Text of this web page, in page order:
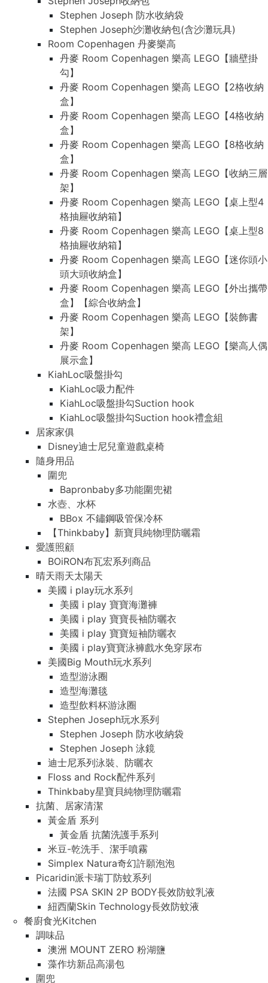
Stephen Joseph 防水收納袋
Stephen Joseph沙灘收納包(含沙灘玩具)
Room Copenhagen 丹麥樂高
丹麥 Room Copenhagen 樂高 LEGO【牆壁掛
勾】
丹麥 Room Copenhagen 樂高 LEGO【2格收納
盒】
丹麥 Room Copenhagen 樂高 LEGO【4格收納
盒】
丹麥 Room Copenhagen 樂高 LEGO【8格收納
盒】
丹麥 Room Copenhagen 樂高 LEGO【收納三層
架】
丹麥 Room Copenhagen 樂高 LEGO【桌上型4
格抽屜收納箱】
丹麥 Room Copenhagen 樂高 LEGO【桌上型8
格抽屜收納箱】
丹麥 Room Copenhagen 樂高 LEGO【迷你頭小
頭大頭收納盒】
丹麥 Room Copenhagen 樂高 LEGO【外出攜帶
盒】【綜合收納盒】
丹麥 Room Copenhagen 樂高 LEGO【裝飾書
架】
丹麥 Room Copenhagen 樂高 LEGO【樂高人偶
展示盒】
KiahLoc吸盤掛勾
KiahLoc吸力配件
KiahLoc吸盤掛勾Suction hook
KiahLoc吸盤掛勾Suction hook禮盒組
居家家俱
Disney迪士尼兒童遊戲桌椅
隨身用品
圍兜
Bapronbaby多功能圍兜裙
水壺、水杯
BBox 不鏽鋼吸管保冷杯
【Thinkbaby】新寶貝純物理防曬霜
愛護照顧
BOiRON布瓦宏系列商品
晴天雨天太陽天
美國 i play玩水系列
美國 i play 寶寶海灘褲
美國 i play 寶寶長袖防曬衣
美國 i play 寶寶短袖防曬衣
美國 i play寶寶泳褲戲水免穿尿布
美國Big Mouth玩水系列
造型游泳圈
造型海灘毯
造型飲料杯游泳圈
Stephen Joseph玩水系列
Stephen Joseph 防水收納袋
Stephen Joseph 泳鏡
迪士尼系列泳裝、防曬衣
Floss and Rock配件系列
Thinkbaby星寶貝純物理防曬霜
抗菌、居家清潔
黃金盾 系列
黃金盾 抗菌洗護手系列
米豆-乾洗手、潔手噴霧
Simplex Natura奇幻許願泡泡
Picaridin派卡瑞丁防蚊系列
法國 PSA SKIN 2P BODY長效防蚊乳液
紐西蘭Skin Technology長效防蚊液
餐廚食光Kitchen
調味品
澳洲 MOUNT ZERO 粉湖鹽
藻作坊新品高湯包
圍兜